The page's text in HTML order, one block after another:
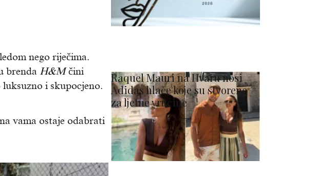
nego riječima.
brenda H&Mčini
i skupocjeno.
vama ostaje odabrati
Raquel Mauri na Hvaru nosi
Adidas hlače koje su stvorene
za ljetne vrućine